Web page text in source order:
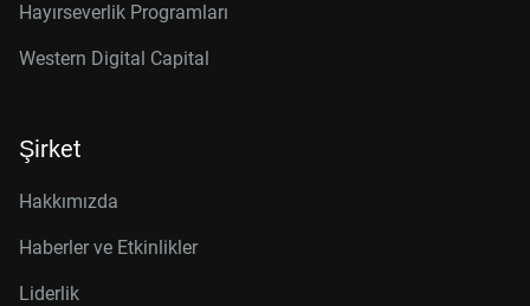
Hayırseverlik Programları
Western Digital Capital
Şirket
Hakkımızda
Haberler ve Etkinlikler
Liderlik